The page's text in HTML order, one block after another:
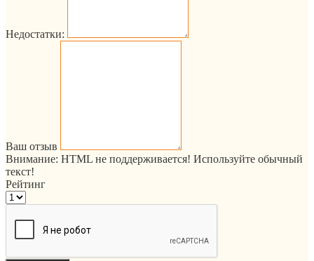
Недостатки:
Ваш отзыв
Внимание: HTML не поддерживается! Используйте обычный
текст!
Рейтинг